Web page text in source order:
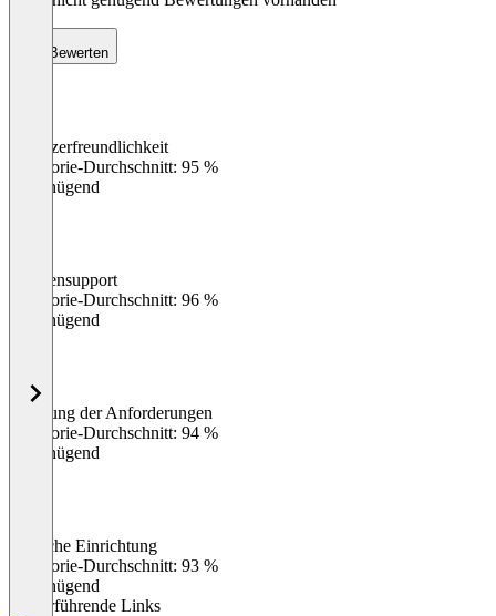
Bewerten
Benutzerfreundlichkeit
Kategorie-Durchschnitt: 95 %
Ungenügend
Kundensupport
Kategorie-Durchschnitt: 96 %
Ungenügend
Erfüllung der Anforderungen
Kategorie-Durchschnitt: 94 %
Ungenügend
Einfache Einrichtung
Kategorie-Durchschnitt: 93 %
Ungenügend
Weiterführende Links